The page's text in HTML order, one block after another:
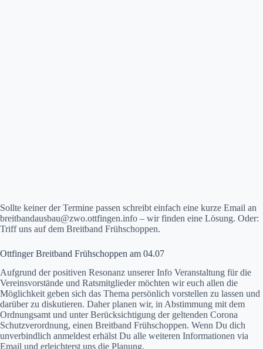
Sollte keiner der Termine passen schreibt einfach eine kurze Email an
breitbandausbau@zwo.ottfingen.info – wir finden eine Lösung. Oder:
Triff uns auf dem Breitband Frühschoppen.
Ottfinger Breitband Frühschoppen am 04.07
Aufgrund der positiven Resonanz unserer Info Veranstaltung für die
Vereinsvorstände und Ratsmitglieder möchten wir euch allen die
Möglichkeit geben sich das Thema persönlich vorstellen zu lassen und
darüber zu diskutieren. Daher planen wir, in Abstimmung mit dem
Ordnungsamt und unter Berücksichtigung der geltenden Corona
Schutzverordnung, einen Breitband Frühschoppen. Wenn Du dich
unverbindlich anmeldest erhälst Du alle weiteren Informationen via
Email und erleichterst uns die Planung.